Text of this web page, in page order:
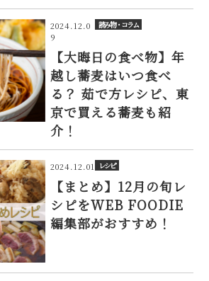
2024.12.0
9
読み物・コラム
【大晦日の食べ物】年
越し蕎麦はいつ食べ
る？ 茹で方レシピ、東
京で買える蕎麦も紹
介！
2024.12.01 レシピ
【まとめ】12月の旬レ
シピをWEB FOODIE
編集部がおすすめ！